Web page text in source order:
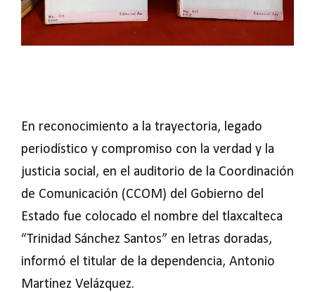
En reconocimiento a la trayectoria, legado
periodístico y compromiso con la verdad y la
justicia social, en el auditorio de la Coordinación
de Comunicación (CCOM) del Gobierno del
Estado fue colocado el nombre del tlaxcalteca
“Trinidad Sánchez Santos” en letras doradas,
informó el titular de la dependencia, Antonio
Martínez Velázquez.